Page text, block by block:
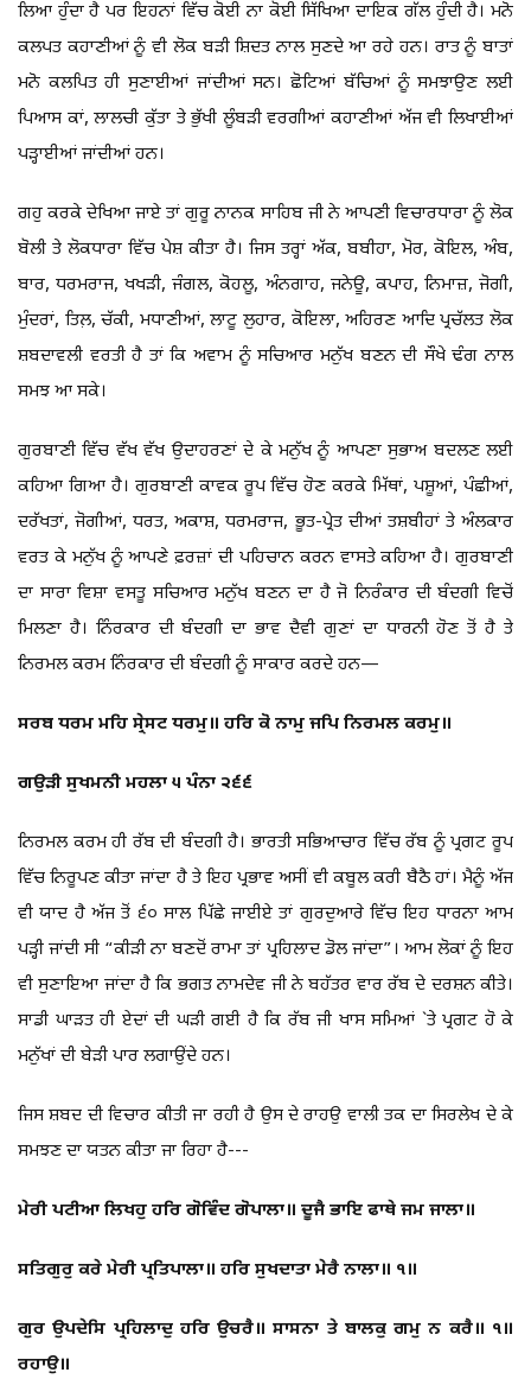
ਲਿਆ ਹੁੰਦਾ ਹੈ ਪਰ ਇਹਨਾਂ ਵਿੱਚ ਕੋਈ ਨਾ ਕੋਈ ਸਿੱਖਿਆ ਦਾਇਕ ਗੱਲ ਹੁੰਦੀ ਹੈ। ਮਨੋ
ਕਲਪਤ ਕਹਾਣੀਆਂ ਨੂੰ ਵੀ ਲੋਕ ਬੜੀ ਸ਼ਿਦਤ ਨਾਲ ਸੁਣਦੇ ਆ ਰਹੇ ਹਨ। ਰਾਤ ਨੂੰ ਬਾਤਾਂ
ਮਨੋ ਕਲਪਿਤ ਹੀ ਸੁਣਾਈਆਂ ਜਾਂਦੀਆਂ ਸਨ। ਛੋਟਿਆਂ ਬੱਚਿਆਂ ਨੂੰ ਸਮਝਾਉਣ ਲਈ
ਪਿਆਸ ਕਾਂ, ਲਾਲਚੀ ਕੁੱਤਾ ਤੇ ਭੁੱਖੀ ਲੂੰਬੜੀ ਵਰਗੀਆਂ ਕਹਾਣੀਆਂ ਅੱਜ ਵੀ ਲਿਖਾਈਆਂ
ਪੜ੍ਹਾਈਆਂ ਜਾਂਦੀਆਂ ਹਨ।
ਗਹੁ ਕਰਕੇ ਦੇਖਿਆ ਜਾਏ ਤਾਂ ਗੁਰੂ ਨਾਨਕ ਸਾਹਿਬ ਜੀ ਨੇ ਆਪਣੀ ਵਿਚਾਰਧਾਰਾ ਨੂੰ ਲੋਕ
ਬੋਲੀ ਤੇ ਲੋਕਧਾਰਾ ਵਿੱਚ ਪੇਸ਼ ਕੀਤਾ ਹੈ। ਜਿਸ ਤਰ੍ਹਾਂ ਅੱਕ, ਬਬੀਹਾ, ਮੋਰ, ਕੋਇਲ, ਅੰਬ,
ਬਾਰ, ਧਰਮਰਾਜ, ਖਖੜੀ, ਜੰਗਲ, ਕੋਹਲੂ, ਅੰਨਗਾਹ, ਜਨੇਊ, ਕਪਾਹ, ਨਿਮਾਜ਼, ਜੋਗੀ,
ਮੁੰਦਰਾਂ, ਤਿਲ਼, ਚੱਕੀ, ਮਧਾਣੀਆਂ, ਲਾਟੂ ਲੁਹਾਰ, ਕੋਇਲਾ, ਅਹਿਰਣ ਆਦਿ ਪ੍ਰਚੱਲਤ ਲੋਕ
ਸ਼ਬਦਾਵਲੀ ਵਰਤੀ ਹੈ ਤਾਂ ਕਿ ਅਵਾਮ ਨੂੰ ਸਚਿਆਰ ਮਨੁੱਖ ਬਣਨ ਦੀ ਸੌਖੇ ਢੰਗ ਨਾਲ
ਸਮਝ ਆ ਸਕੇ।
ਗੁਰਬਾਣੀ ਵਿੱਚ ਵੱਖ ਵੱਖ ਉਦਾਹਰਣਾਂ ਦੇ ਕੇ ਮਨੁੱਖ ਨੂੰ ਆਪਣਾ ਸੁਭਾਅ ਬਦਲਣ ਲਈ
ਕਹਿਆ ਗਿਆ ਹੈ। ਗੁਰਬਾਣੀ ਕਾਵਕ ਰੂਪ ਵਿੱਚ ਹੋਣ ਕਰਕੇ ਮਿੱਥਾਂ, ਪਸ਼ੂਆਂ, ਪੰਛੀਆਂ,
ਦਰੱਖਤਾਂ, ਜੋਗੀਆਂ, ਧਰਤ, ਅਕਾਸ਼, ਧਰਮਰਾਜ, ਭੂਤ-ਪ੍ਰੇਤ ਦੀਆਂ ਤਸ਼ਬੀਹਾਂ ਤੇ ਅੰਲਕਾਰ
ਵਰਤ ਕੇ ਮਨੁੱਖ ਨੂੰ ਆਪਣੇ ਫ਼ਰਜ਼ਾਂ ਦੀ ਪਹਿਚਾਨ ਕਰਨ ਵਾਸਤੇ ਕਹਿਆ ਹੈ। ਗੁਰਬਾਣੀ
ਦਾ ਸਾਰਾ ਵਿਸ਼ਾ ਵਸਤੂ ਸਚਿਆਰ ਮਨੁੱਖ ਬਣਨ ਦਾ ਹੈ ਜੋ ਨਿਰੰਕਾਰ ਦੀ ਬੰਦਗੀ ਵਿਚੋਂ
ਮਿਲਣਾ ਹੈ। ਨਿੰਰਕਾਰ ਦੀ ਬੰਦਗੀ ਦਾ ਭਾਵ ਦੈਵੀ ਗੁਣਾਂ ਦਾ ਧਾਰਨੀ ਹੋਣ ਤੋਂ ਹੈ ਤੇ
ਨਿਰਮਲ ਕਰਮ ਨਿੰਰਕਾਰ ਦੀ ਬੰਦਗੀ ਨੂੰ ਸਾਕਾਰ ਕਰਦੇ ਹਨ—
ਸਰਬ ਧਰਮ ਮਹਿ ਸ੍ਰੇਸਟ ਧਰਮੁ॥ ਹਰਿ ਕੋ ਨਾਮੁ ਜਪਿ ਨਿਰਮਲ ਕਰਮੁ॥
ਗਉੜੀ ਸੁਖਮਨੀ ਮਹਲਾ ੫ ਪੰਨਾ ੨੬੬
ਨਿਰਮਲ ਕਰਮ ਹੀ ਰੱਬ ਦੀ ਬੰਦਗੀ ਹੈ। ਭਾਰਤੀ ਸਭਿਆਚਾਰ ਵਿੱਚ ਰੱਬ ਨੂੰ ਪ੍ਰਗਟ ਰੂਪ
ਵਿੱਚ ਨਿਰੂਪਣ ਕੀਤਾ ਜਾਂਦਾ ਹੈ ਤੇ ਇਹ ਪ੍ਰਭਾਵ ਅਸੀਂ ਵੀ ਕਬੂਲ ਕਰੀ ਬੈਠੈ ਹਾਂ। ਮੈਨੂੰ ਅੱਜ
ਵੀ ਯਾਦ ਹੈ ਅੱਜ ਤੋਂ ੬੦ ਸਾਲ ਪਿੱਛੇ ਜਾਈਏ ਤਾਂ ਗੁਰਦੁਆਰੇ ਵਿੱਚ ਇਹ ਧਾਰਨਾ ਆਮ
ਪੜ੍ਹੀ ਜਾਂਦੀ ਸੀ “ਕੀੜੀ ਨਾ ਬਣਦੋਂ ਰਾਮਾ ਤਾਂ ਪ੍ਰਹਿਲਾਦ ਡੋਲ ਜਾਂਦਾ”। ਆਮ ਲੋਕਾਂ ਨੂੰ ਇਹ
ਵੀ ਸੁਣਾਇਆ ਜਾਂਦਾ ਹੈ ਕਿ ਭਗਤ ਨਾਮਦੇਵ ਜੀ ਨੇ ਬਹੱਤਰ ਵਾਰ ਰੱਬ ਦੇ ਦਰਸ਼ਨ ਕੀਤੇ।
ਸਾਡੀ ਘਾੜਤ ਹੀ ਏਦਾਂ ਦੀ ਘੜੀ ਗਈ ਹੈ ਕਿ ਰੱਬ ਜੀ ਖਾਸ ਸਮਿਆਂ `ਤੇ ਪ੍ਰਗਟ ਹੋ ਕੇ
ਮਨੁੱਖਾਂ ਦੀ ਬੇੜੀ ਪਾਰ ਲਗਾਉਂਦੇ ਹਨ।
ਜਿਸ ਸ਼ਬਦ ਦੀ ਵਿਚਾਰ ਕੀਤੀ ਜਾ ਰਹੀ ਹੈ ਉਸ ਦੇ ਰਾਹਉ ਵਾਲੀ ਤਕ ਦਾ ਸਿਰਲੇਖ ਦੇ ਕੇ
ਸਮਝਣ ਦਾ ਯਤਨ ਕੀਤਾ ਜਾ ਰਿਹਾ ਹੈ---
ਮੇਰੀ ਪਟੀਆ ਲਿਖਹੁ ਹਰਿ ਗੋਵਿੰਦ ਗੋਪਾਲਾ॥ ਦੂਜੈ ਭਾਇ ਫਾਥੇ ਜਮ ਜਾਲਾ॥
ਸਤਿਗੁਰੁ ਕਰੇ ਮੇਰੀ ਪ੍ਰਤਿਪਾਲਾ॥ ਹਰਿ ਸੁਖਦਾਤਾ ਮੇਰੈ ਨਾਲਾ॥ ੧॥
ਗੁਰ ਉਪਦੇਸਿ ਪ੍ਰਹਿਲਾਦੁ ਹਰਿ ਉਚਰੈ॥ ਸਾਸਨਾ ਤੇ ਬਾਲਕੁ ਗਮੁ ਨ ਕਰੈ॥ ੧॥
ਰਹਾਉ॥